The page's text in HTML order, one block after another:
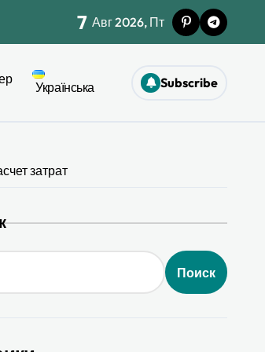
7 Авг 2026, Пт
Українська Subscribe
затрат
Поиск